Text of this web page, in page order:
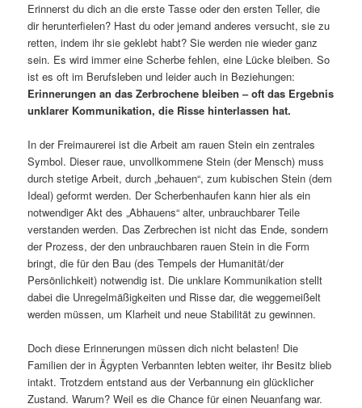
Erinnerst du dich an die erste Tasse oder den ersten Teller, die
dir herunterfielen? Hast du oder jemand anderes versucht, sie zu
retten, indem ihr sie geklebt habt? Sie werden nie wieder ganz
sein. Es wird immer eine Scherbe fehlen, eine Lücke bleiben. So
ist es oft im Berufsleben und leider auch in Beziehungen:
Erinnerungen an das Zerbrochene bleiben – oft das Ergebnis
unklarer Kommunikation, die Risse hinterlassen hat.
In der Freimaurerei ist die Arbeit am rauen Stein ein zentrales
Symbol. Dieser raue, unvollkommene Stein (der Mensch) muss
durch stetige Arbeit, durch „behauen“, zum kubischen Stein (dem
Ideal) geformt werden. Der Scherbenhaufen kann hier als ein
notwendiger Akt des „Abhauens“ alter, unbrauchbarer Teile
verstanden werden. Das Zerbrechen ist nicht das Ende, sondern
der Prozess, der den unbrauchbaren rauen Stein in die Form
bringt, die für den Bau (des Tempels der Humanität/der
Persönlichkeit) notwendig ist. Die unklare Kommunikation stellt
dabei die Unregelmäßigkeiten und Risse dar, die weggemeißelt
werden müssen, um Klarheit und neue Stabilität zu gewinnen.
Doch diese Erinnerungen müssen dich nicht belasten! Die
Familien der in Ägypten Verbannten lebten weiter, ihr Besitz blieb
intakt. Trotzdem entstand aus der Verbannung ein glücklicher
Zustand. Warum? Weil es die Chance für einen Neuanfang war.